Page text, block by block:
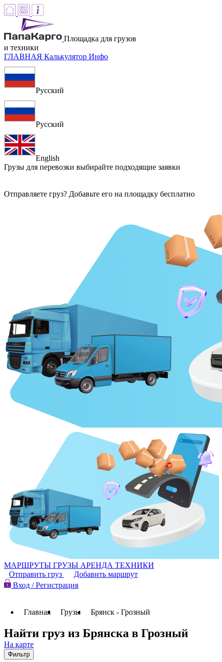
Площадка для грузов
и техники
ГЛАВНАЯ Калькулятор Инфо
Русский
Русский
English
Грузы для перевозки выбирайте подходящие заявки
Отправляете груз? Добавьте его на площадку бесплатно
МАРШРУТЫ ГРУЗЫ АРЕНДА ТЕХНИКИ
Отправить груз
Добавить маршрут
Вход / Регистрация
Главная Грузы Брянск - Грозный
Найти груз из Брянска в Грозный
На карте
Фильтр